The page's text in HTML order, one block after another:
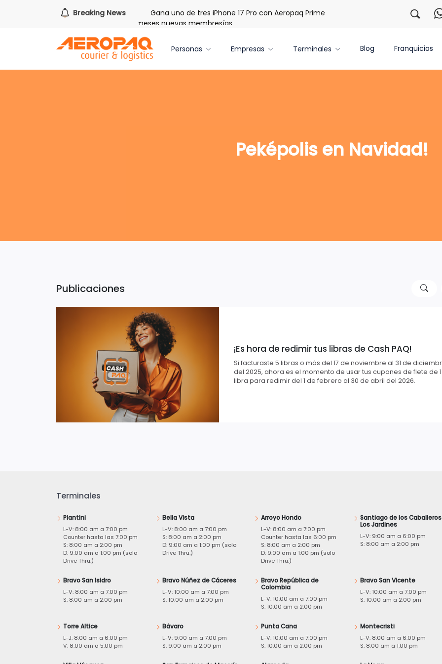
Breaking News
redimir tus libras de Cash PAQ! Gana uno de tres iPhone 17 Pro con Aeropaq Prime
¡Regístrate con nosotros y
Bienvenida: 20 libras gratis por tres meses nuevas membresías
Personas Empresas Terminales Blog Franquicias
Peképolis en Navidad!
Publicaciones
¡Es hora de redimir tus libras de Cash PAQ!
Si facturaste 5 libras o más del 17 de noviembre al 31 de
del 2025, ahora es el momento de usar tus cupones de flete de 1
libra para redimir del 1 de febrero al 30 de abril del 2026.
Terminales
Piantini
L-V: 8:00 am a 7:00 pm
Counter hasta las 7:00 pm
S: 8:00 am a 2:00 pm
D: 9:00 am a 1:00 pm (solo
Drive Thru.)
Bella Vista
L-V: 8:00 am a 7:00 pm
S: 8:00 am a 2:00 pm
D: 9:00 am a 1:00 pm (solo
Drive Thru.)
Arroyo Hondo
L-V: 8:00 am a 7:00 pm
Counter hasta las 6:00 pm
S: 8:00 am a 2:00 pm
D: 9:00 am a 1:00 pm (solo
Drive Thru.)
Santiago de los
Los Jardines
L-V: 9:00 am a 6:00 pm
S: 8:00 am a 2:00 pm
Bravo San Isidro
L-V: 8:00 am a 7:00 pm
S: 8:00 am a 2:00 pm
Bravo Núñez de Cáceres
L-V: 10:00 am a 7:00 pm
S: 10:00 am a 2:00 pm
Bravo República de
Colombia
L-V: 10:00 am a 7:00 pm
S: 10:00 am a 2:00 pm
Bravo San Vicente
L-V: 10:00 am a 7:00 pm
S: 10:00 am a 2:00 pm
Torre Altice
L-J: 8:00 am a 6:00 pm
V: 8:00 am a 5:00 pm
Bávaro
L-V: 9:00 am a 7:00 pm
S: 9:00 am a 2:00 pm
Punta Cana
L-V: 10:00 am a 7:00 pm
S: 10:00 am a 2:00 pm
Montecristi
L-V: 8:00 am a 6:00 pm
S: 8:00 am a 1:00 pm